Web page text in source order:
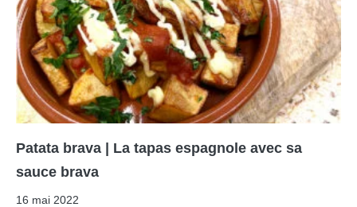
Patata brava | La tapas espagnole avec sa
sauce brava
16 mai 2022